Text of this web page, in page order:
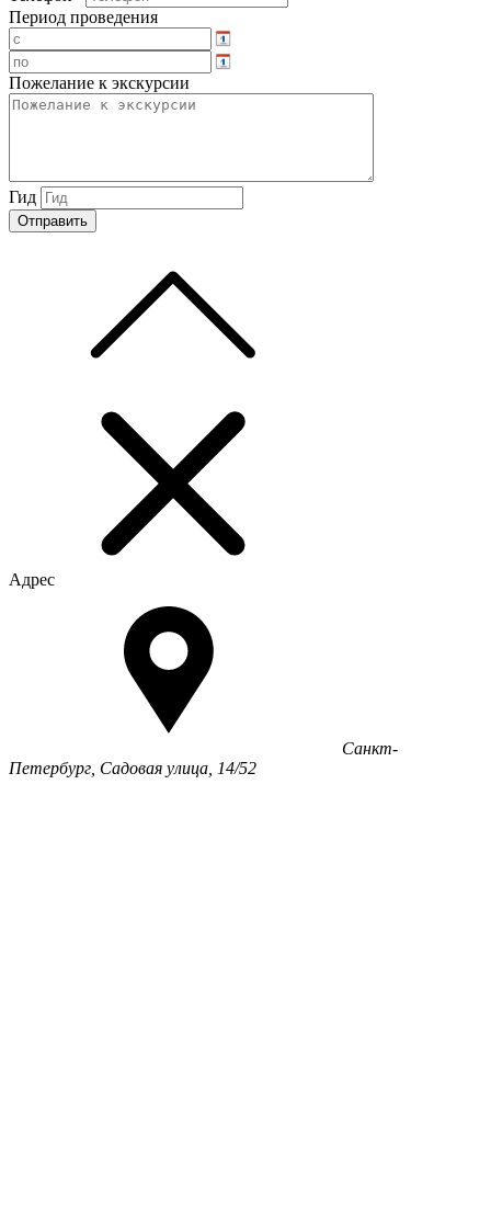
Период проведения
Пожелание к экскурсии
Гид
Адрес
Санкт-
Петербург, Садовая улица, 14/52